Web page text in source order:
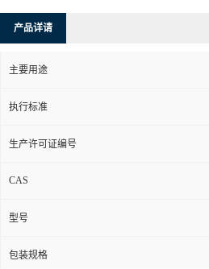
产品详请
主要用途
执行标准
生产许可证编号
CAS
型号
包装规格